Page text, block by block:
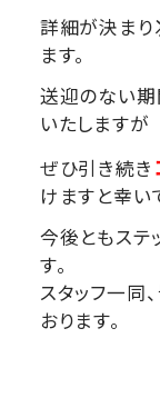
詳細が決まり
ます。
送迎のない期
いたしますが
ぜひ引き続き
けますと幸い
今後ともステ
す。
スタッフ一同
おります。